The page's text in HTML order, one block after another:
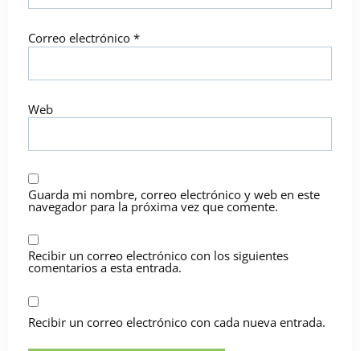
Correo electrónico *
Web
Guarda mi nombre, correo electrónico y web en este
navegador para la próxima vez que comente.
Recibir un correo electrónico con los siguientes
comentarios a esta entrada.
Recibir un correo electrónico con cada nueva entrada.